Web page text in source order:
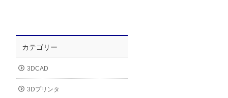
カテゴリー
3DCAD
3Dプリンタ